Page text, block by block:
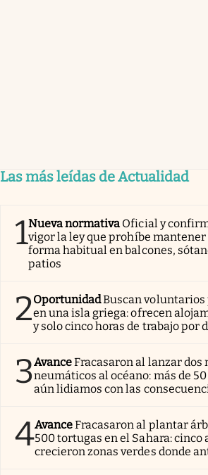
Las más leídas de Actualidad
1Nueva normativa Oficial y
vigor la ley que prohíbe mantener
forma habitual en balcones,
patios
2OportunidadBuscan
en una isla griega: ofrecen
y solo cinco horas de trabajo por
3AvanceFracasaron al lanzar dos
neumáticos al océano: más de
aún lidiamos con las
4AvanceFracasaron al plantar
500 tortugas en el Sahara: cinco
crecieron zonas verdes donde